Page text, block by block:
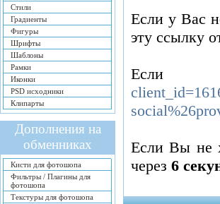
Стили
Градиенты
Фигуры
Шрифты
Шаблоны
Рамки
Иконки
PSD исходники
Клипарты
Дополнения на
обменниках
Кисти для фотошопа
Фильтры / Плагины для
фотошопа
Текстуры для фотошопа
Если у Вас
эту ссылку
Если
Если Вы не
через6